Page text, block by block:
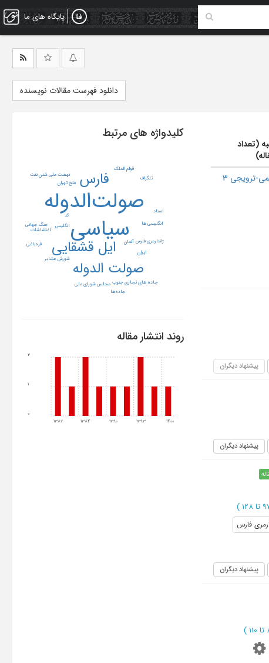
پایگاه های ما
دانلود فهرست مقالات نویسنده
(تعداد
ترویجی 3
پیشنهاد دیگران
پیشنهاد دیگران
)
فارس
پیشنهاد دیگران
)
کلیدواژه های مرتبط
سیاسی
صولت‌الدوله
ایل قشقایی
صولت الدوله
فارس
انگلیس انگلیسی ها
ایران
جاده های تجاری جنوب
ژاندارمری فارس
شورش عشایر
فتح تهران
قوام الملک
مجلس شورای ملی
آلمان
اسناد
اغتشاشات
تلگراف
جاده‌ها
جنگ جهانی
قره‌باغی
نهضت ملی شدن نفت
کد
روند انتشار مقاله
1382 1384 1390 1393 1400
0
1
2